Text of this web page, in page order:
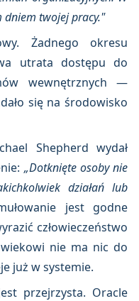
dniem twojej pracy."
Żadnego okresu
utrata dostępu do
wewnętrznych —
się na środowisko
Shepherd wydał
„Dotknięte osoby nie
działań lub
jest godne
człowieczeństwo
nie ma nic do
już w systemie.
przejrzysta. Oracle